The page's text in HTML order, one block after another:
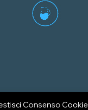
Consenso Cookie